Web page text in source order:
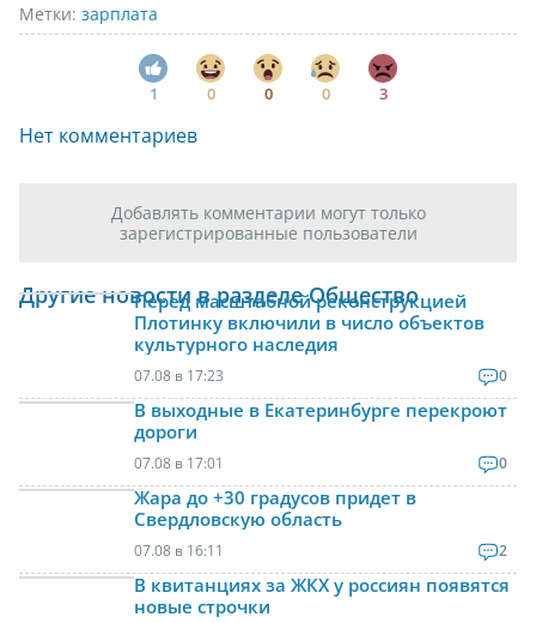
Метки: зарплата
1 0 0 0 3
Нет комментариев
Добавлять комментарии могут только
зарегистрированные пользователи
Другие новости в разделе Общество
Перед масштабной реконструкцией
Плотинку включили в число объектов
культурного наследия
07.08 в 17:23 0
В выходные в Екатеринбурге перекроют
дороги
07.08 в 17:01 0
Жара до +30 градусов придет в
Свердловскую область
07.08 в 16:11 2
В квитанциях за ЖКХ у россиян появятся
новые строчки